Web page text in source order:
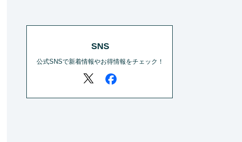
SNS
公式SNSで新着情報やお得情報をチェック！